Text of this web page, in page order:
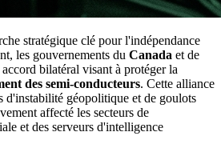
stratégique clé pour l'indépendance
les gouvernements du Canada et de
bilatéral visant à protéger la
des semi-conducteurs. Cette alliance
d'instabilité géopolitique et de goulots
affecté les secteurs de
et des serveurs d'intelligence